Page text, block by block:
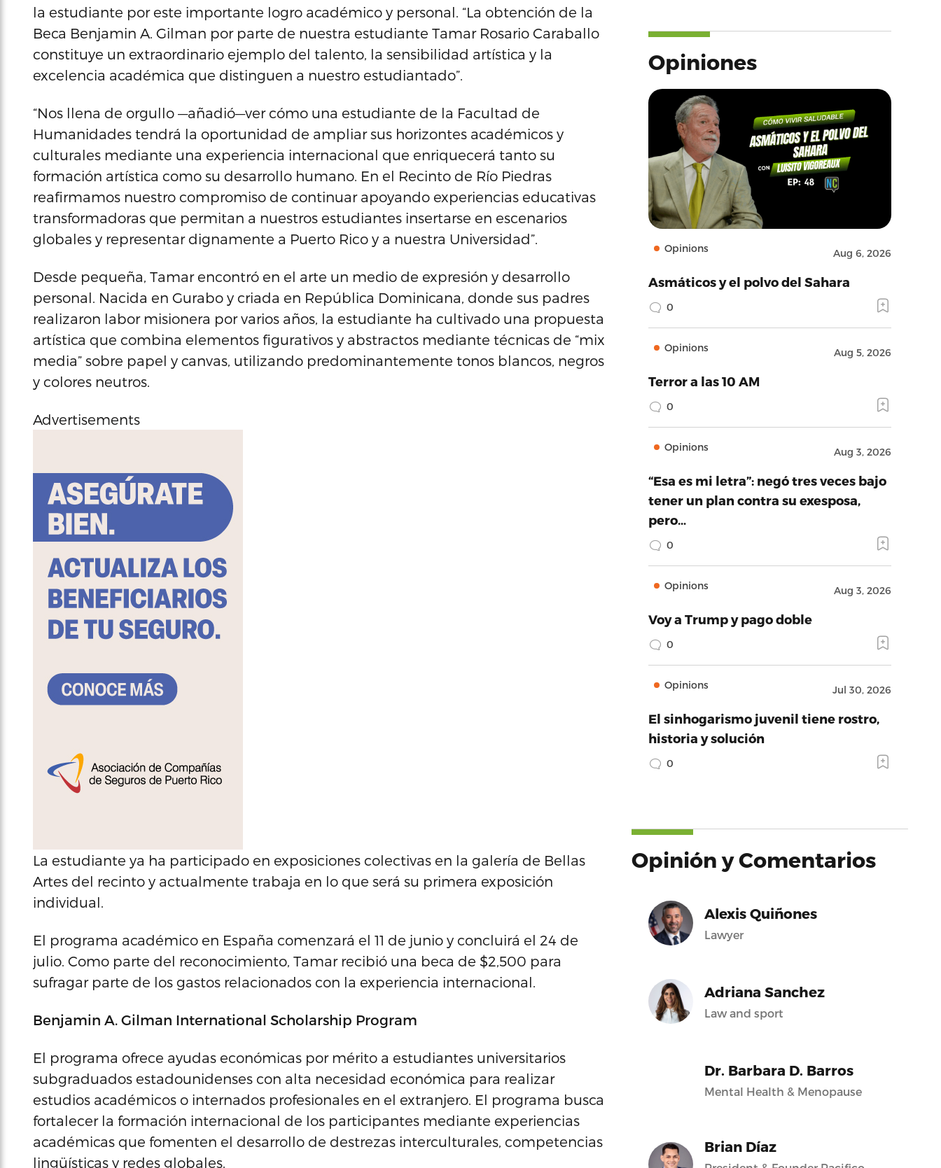
la estudiante por este importante logro académico y personal. “La obtención de la
Beca Benjamin A. Gilman por parte de nuestra estudiante Tamar Rosario Caraballo
constituye un extraordinario ejemplo del talento, la sensibilidad artística y la
excelencia académica que distinguen a nuestro estudiantado”.
“Nos llena de orgullo —añadió—ver cómo una estudiante de la Facultad de
Humanidades tendrá la oportunidad de ampliar sus horizontes académicos y
culturales mediante una experiencia internacional que enriquecerá tanto su
formación artística como su desarrollo humano. En el Recinto de Río Piedras
reafirmamos nuestro compromiso de continuar apoyando experiencias educativas
transformadoras que permitan a nuestros estudiantes insertarse en escenarios
globales y representar dignamente a Puerto Rico y a nuestra Universidad”.
Desde pequeña, Tamar encontró en el arte un medio de expresión y desarrollo
personal. Nacida en Gurabo y criada en República Dominicana, donde sus padres
realizaron labor misionera por varios años, la estudiante ha cultivado una propuesta
artística que combina elementos figurativos y abstractos mediante técnicas de “mix
media” sobre papel y canvas, utilizando predominantemente tonos blancos, negros
y colores neutros.
Advertisements
La estudiante ya ha participado en exposiciones colectivas en la galería de Bellas
Artes del recinto y actualmente trabaja en lo que será su primera exposición
individual.
El programa académico en España comenzará el 11 de junio y concluirá el 24 de
julio. Como parte del reconocimiento, Tamar recibió una beca de $2,500 para
sufragar parte de los gastos relacionados con la experiencia internacional.
Benjamin A. Gilman International Scholarship Program
El programa ofrece ayudas económicas por mérito a estudiantes universitarios
subgraduados estadounidenses con alta necesidad económica para realizar
estudios académicos o internados profesionales en el extranjero. El programa busca
fortalecer la formación internacional de los participantes mediante experiencias
académicas que fomenten el desarrollo de destrezas interculturales, competencias
lingüísticas y redes globales.
Opiniones
Opinions Aug 6, 2026
Asmáticos y el polvo del Sahara
0
Opinions Aug 5, 2026
Terror a las 10 AM
0
Opinions Aug 3, 2026
“Esa es mi letra”: negó tres veces bajo
tener un plan contra su exesposa,
pero…
0
Opinions Aug 3, 2026
Voy a Trump y pago doble
0
Opinions Jul 30, 2026
El sinhogarismo juvenil tiene rostro,
historia y solución
0
Opinión y Comentarios
Alexis Quiñones
Lawyer
Adriana Sanchez
Law and sport
Dr. Barbara D. Barros
Mental Health & Menopause
Brian Díaz